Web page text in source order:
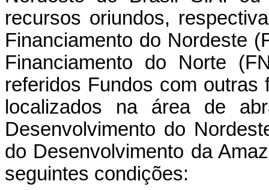
recursos oriundos,
Financiamento do Nordeste
Financiamento do Norte
referidos Fundos com outras
localizados na área de
Desenvolvimento do
do Desenvolvimento da
seguintes condições: